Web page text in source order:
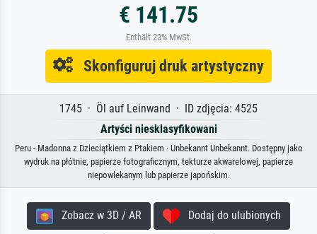
€ 141.75
Enthält 23% MwSt.
Skonfiguruj druk artystyczny
1745 · Öl auf Leinwand · ID zdjęcia: 4525
Artyści niesklasyfikowani
Peru - Madonna z Dzieciątkiem z Ptakiem · Unbekannt Unbekannt. Dostępny jako
wydruk na płótnie, papierze fotograficznym, tekturze akwarelowej, papierze
niepowlekanym lub papierze japońskim.
Zobacz w 3D / AR Dodaj do ulubionych